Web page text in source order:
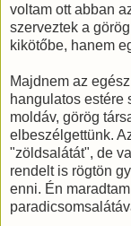
voltam ott abban
szerveztek a
kikötőbe, hanem
Majdnem az
hangulatos estére
moldáv, görög
elbeszélgettünk.
"zöldsalátát", de
rendelt is rögtön
enni. Én